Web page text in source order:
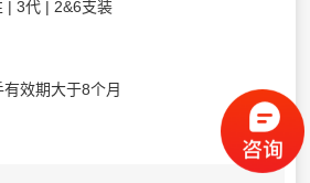
| 3代 | 2&6支装
效期大于8个月